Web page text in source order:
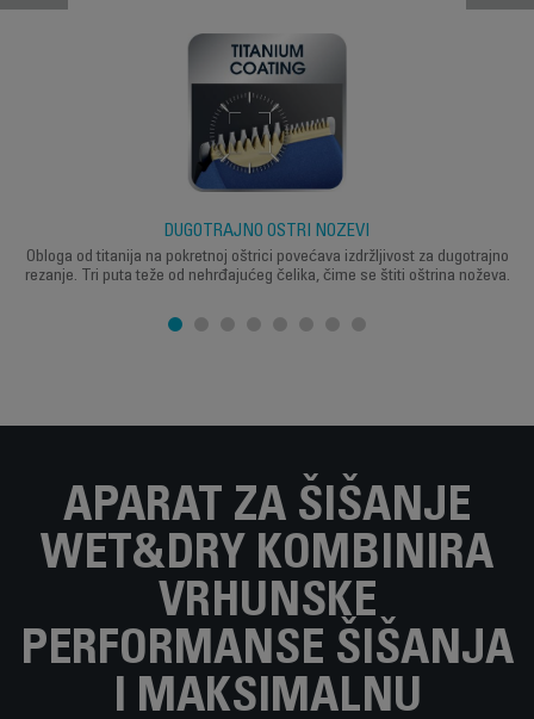
DUGOTRAJNO OŠTRI NOŽEVI
Obloga od titanija na pokretnoj oštrici povećava izdržljivost za dugotrajno
rezanje. Tri puta teže od nehrđajućeg čelika, čime se štiti oštrina noževa.
APARAT ZA ŠIŠANJE
WET&DRY KOMBINIRA
VRHUNSKE
PERFORMANSE ŠIŠANJA
I MAKSIMALNU